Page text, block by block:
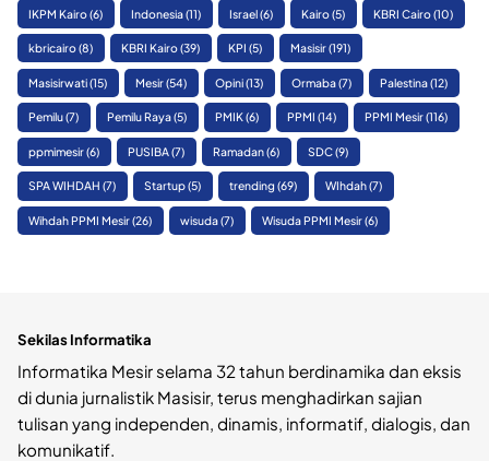
IKPM Kairo(6) Indonesia(11) Israel(6) Kairo(5) KBRI Cairo(10)
kbricairo(8) KBRI Kairo(39) KPI (5) Masisir(191)
Masisirwati(15) Mesir(54) Opini(13) Ormaba(7) Palestina(12)
Pemilu(7) Pemilu Raya(5) PMIK(6) PPMI (14) PPMI Mesir(116)
ppmimesir(6) PUSIBA(7) Ramadan(6) SDC(9)
SPA WIHDAH (7) Startup(5) trending (69) WIhdah(7)
Wihdah PPMI Mesir(26) wisuda(7) Wisuda PPMI Mesir(6)
Sekilas Informatika
Informatika Mesir selama 32 tahun berdinamika dan eksis
di dunia jurnalistik Masisir, terus menghadirkan sajian
tulisan yang independen, dinamis, informatif, dialogis, dan
komunikatif.